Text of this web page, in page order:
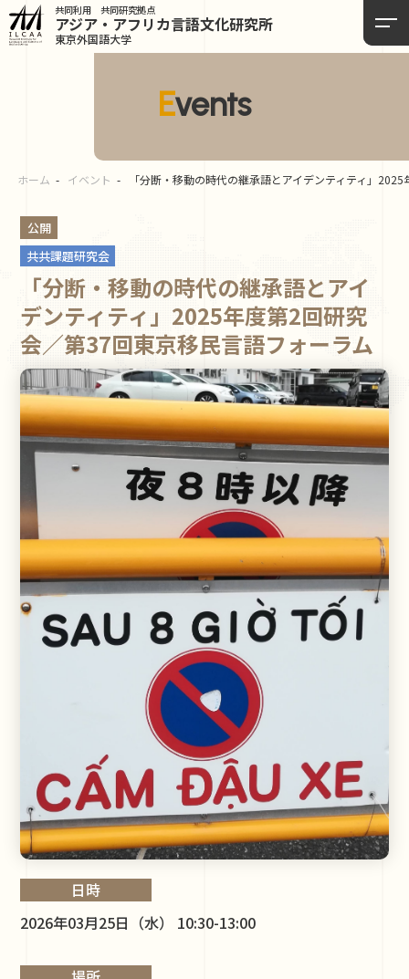
共同利用 共同研究拠点
アジア・アフリカ言語文化研究所
東京外国語大学
Events
ホーム イベント 「分断・移動の時代の継承語とアイデンティティ」
公開
共共課題研究会
「分断・移動の時代の継承語とアイ
デンティティ」2025年度第2回研究
会／第37回東京移民言語フォーラム
日時
2026年03月25日（水） 10:30-13:00